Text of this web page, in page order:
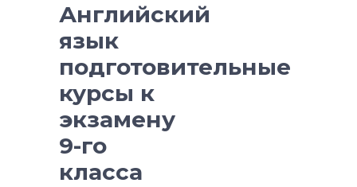
Английский
язык
подготовительные
курсы к
экзамену
9-го
класса